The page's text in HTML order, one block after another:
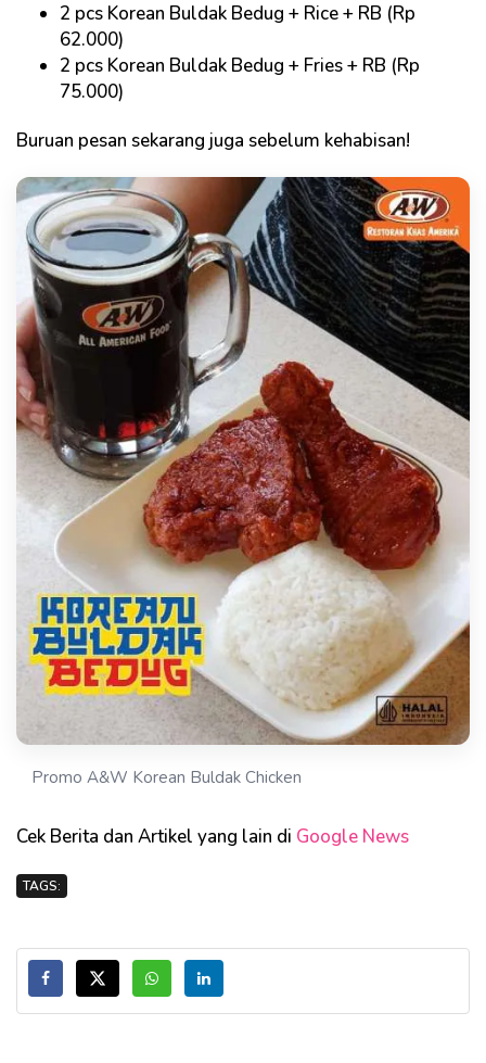
2 pcs Korean Buldak Bedug + Rice + RB (Rp
62.000)
2 pcs Korean Buldak Bedug + Fries + RB (Rp
75.000)
Buruan pesan sekarang juga sebelum kehabisan!
Promo A&W Korean Buldak Chicken
Cek Berita dan Artikel yang lain di Google News
TAGS: